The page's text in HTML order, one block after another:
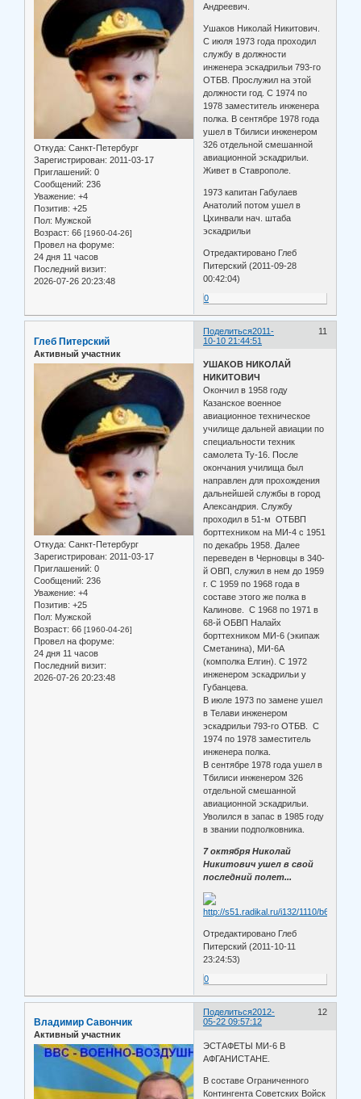
Откуда: Санкт-Петербург
Зарегистрирован: 2011-03-17
Приглашений: 0
Сообщений: 236
Уважение: +4
Позитив: +25
Пол: Мужской
Возраст: 66 [1960-04-26]
Провел на форуме:
24 дня 11 часов
Последний визит:
2026-07-26 20:23:48
Андреевич.
Ушаков Николай Никитович.
С июля 1973 года проходил
службу в должности
инженера эскадрильи 793-го
ОТБВ. Прослужил на этой
должности год. С 1974 по
1978 заместитель инженера
полка. В сентябре 1978 года
ушел в Тбилиси инженером
326 отдельной смешанной
авиационной эскадрильи.
Живет в Ставрополе.
1973 капитан Габулаев
Анатолий потом ушел в
Цхинвали нач. штаба
эскадрильи
Отредактировано Глеб
Питерский (2011-09-28
00:42:04)
0
Поделиться 11
2011-
10-10 21:44:51
Глеб Питерский
Активный участник
Откуда: Санкт-Петербург
Зарегистрирован: 2011-03-17
Приглашений: 0
Сообщений: 236
Уважение: +4
Позитив: +25
Пол: Мужской
Возраст: 66 [1960-04-26]
Провел на форуме:
24 дня 11 часов
Последний визит:
2026-07-26 20:23:48
УШАКОВ НИКОЛАЙ
НИКИТОВИЧ
Окончил в 1958 году
Казанское военное
авиационное техническое
училище дальней авиации по
специальности техник
самолета Ту-16. После
окончания училища был
направлен для прохождения
дальнейшей службы в город
Александрия. Службу
проходил в 51-м ОТБВП
борттехником на МИ-4 с 1951
по декабрь 1958. Далее
переведен в Черновцы в 340-
й ОВП, служил в нем до 1959
г. С 1959 по 1968 года в
составе этого же полка в
Калинове. С 1968 по 1971 в
68-й ОБВП Налайх
борттехником МИ-6 (экипаж
Сметанина), МИ-6А
(комполка Елгин). С 1972
инженером эскадрильи у
Губанцева.
В июле 1973 по замене ушел
в Телави инженером
эскадрильи 793-го ОТБВ. С
1974 по 1978 заместитель
инженера полка.
В сентябре 1978 года ушел в
Тбилиси инженером 326
отдельной смешанной
авиационной эскадрильи.
Уволился в запас в 1985 году
в звании подполковника.
7 октября Николай
Никитович ушел в свой
последний полет...
Отредактировано Глеб
Питерский (2011-10-11
23:24:53)
0
Поделиться 12
2012-
05-22 09:57:12
Владимир Савончик
Активный участник
ЭСТАФЕТЫ МИ-6 В
АФГАНИСТАНЕ.
В составе Ограниченного
Контингента Советских Войск